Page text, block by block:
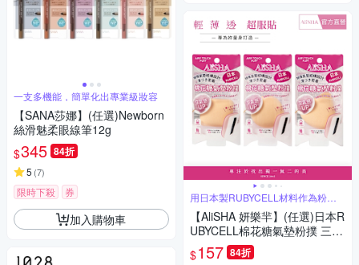
一支多機能，簡單化出專業級妝容
【SANA莎娜】(任選)Newborn
絲滑魅柔眼線筆12g
$345 84折
5 (7)
限時下殺 券
加入購物車
用日本製RUBYCELL材料作為粉撲
表面
【AliSHA 妍樂羋】(任選)日本R
UBYCELL棉花糖氣墊粉撲 三角
形/方形/水滴
$157 84折